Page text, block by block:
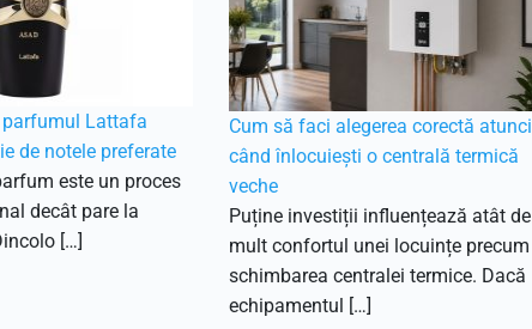
parfumul Lattafa
de notele preferate
este un proces
decât pare la
[…]
Cum să faci alegerea corectă atunci
când înlocuiești o centrală termică
veche
Puține investiții influențează atât de
mult confortul unei locuințe precum
schimbarea centralei termice. Dacă
echipamentul […]